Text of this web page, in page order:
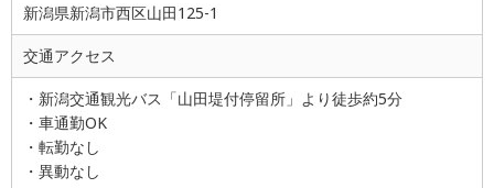
新潟県新潟市西区山田125-1
交通アクセス
・新潟交通観光バス「山田堤付停留所」より徒歩約5分
・車通勤OK
・転勤なし
・異動なし